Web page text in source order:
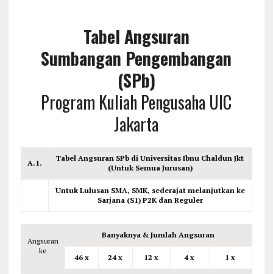
Tabel Angsuran
Sumbangan Pengembangan
(SPb)
Program Kuliah Pengusaha UIC
Jakarta
A.1.
Tabel Angsuran SPb di Universitas Ibnu Chaldun Jkt
(Untuk Semua Jurusan)
Untuk Lulusan SMA, SMK, sederajat melanjutkan ke
Sarjana (S1) P2K dan Reguler
Angsuran
ke
Banyaknya & Jumlah Angsuran
46 x 24 x 12 x 4 x 1 x